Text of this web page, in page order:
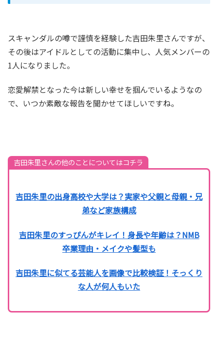
スキャンダルの噂で謹慎を経験した吉田朱里さんですが、
その後はアイドルとしての活動に集中し、人気メンバーの
1人になりました。
恋愛解禁となった今は新しい幸せを掴んでいるようなの
で、いつか素敵な報告を聞かせてほしいですね。
吉田朱里さんの他のことについてはコチラ
吉田朱里の出身高校や大学は？実家や父親と母親・兄
弟など家族構成
吉田朱里のすっぴんがキレイ！身長や年齢は？NMB
卒業理由・メイクや髪型も
吉田朱里に似てる芸能人を画像で比較検証！そっくり
な人が何人もいた